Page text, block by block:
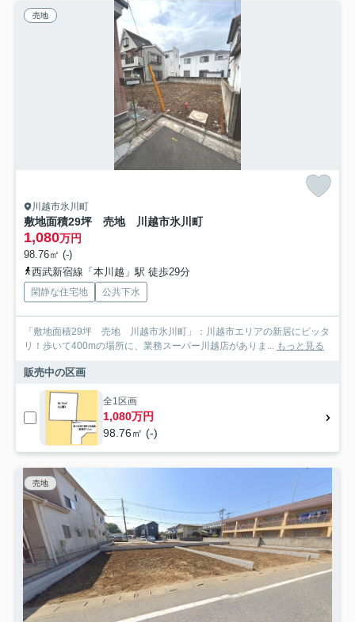
売地
川越市氷川町
敷地面積29坪 売地 川越市氷川町
1,080万円
98.76㎡ (-)
西武新宿線「本川越」駅 徒歩29分
閑静な住宅地 公共下水
「敷地面積29坪 売地 川越市氷川町」：川越市エリアの新居にピッタ
リ！歩いて400mの場所に、業務スーパー川越店がありま... もっと見る
販売中の区画
全1区画
1,080万円
98.76㎡ (-)
売地